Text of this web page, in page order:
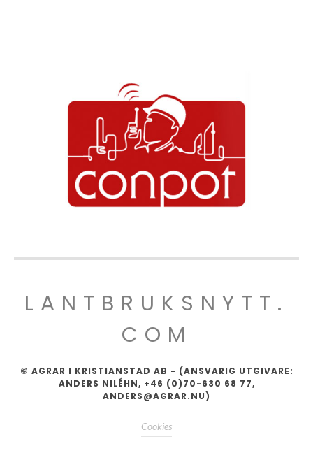
LANTBRUKSNYTT.
COM
© AGRAR I KRISTIANSTAD AB - (ANSVARIG UTGIVARE:
ANDERS NILÉHN, +46 (0)70-630 68 77,
ANDERS@AGRAR.NU)
Cookies